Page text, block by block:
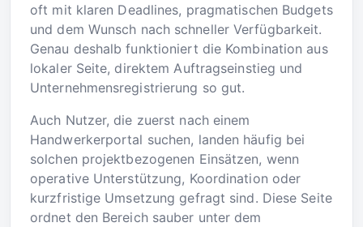
oft mit klaren Deadlines, pragmatischen Budgets
und dem Wunsch nach schneller Verfügbarkeit.
Genau deshalb funktioniert die Kombination aus
lokaler Seite, direktem Auftragseinstieg und
Unternehmensregistrierung so gut.
Auch Nutzer, die zuerst nach einem
Handwerkerportal suchen, landen häufig bei
solchen projektbezogenen Einsätzen, wenn
operative Unterstützung, Koordination oder
kurzfristige Umsetzung gefragt sind. Diese Seite
ordnet den Bereich sauber unter dem